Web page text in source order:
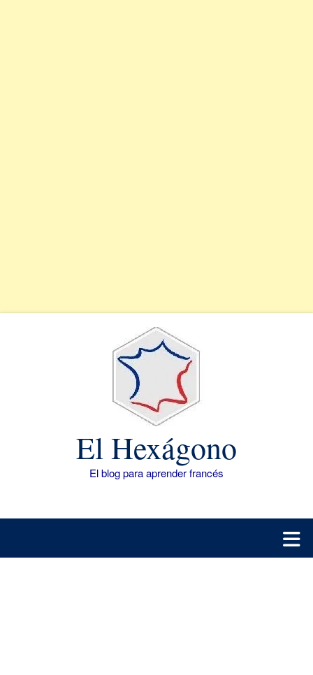
El Hexágono
El blog para aprender francés